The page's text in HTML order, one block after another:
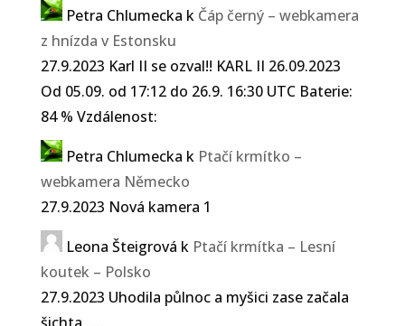
Petra Chlumecka k Čáp černý – webkamera
z hnízda v Estonsku
27.9.2023 Karl II se ozval!! KARL II 26.09.2023
Od 05.09. od 17:12 do 26.9. 16:30 UTC Baterie:
84 % Vzdálenost:
Petra Chlumecka k Ptačí krmítko –
webkamera Německo
27.9.2023 Nová kamera 1
Leona Šteigrová k Ptačí krmítka – Lesní
koutek – Polsko
27.9.2023 Uhodila půlnoc a myšici zase začala